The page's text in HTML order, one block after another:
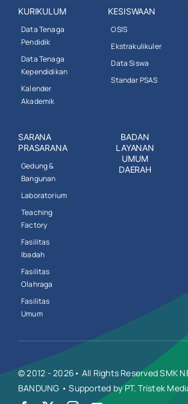
KURIKULUM
Data Tenaga
Pendidik
Data Tenaga
Kependidikan
Kalender
Akademik
KESISWAAN
OSIS
Ekstrakulikuler
Data Siswa
Standar PSAS
SARANA
PRASARANA
Gedung &
Bangunan
Laboratorium
Teaching
Factory
Fasilitas
Ibadah
Fasilitas
Olahraga
Fasilitas
Umum
BADAN
LAYANAN
UMUM
DAERAH
© 2012 - 2026• All Rights Reserved SMK
BANDUNG • Supported by PT. Tristek